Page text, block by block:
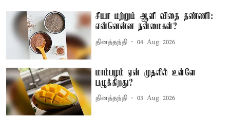
சியா மற்றும் ஆளி விதை தண்ணீர்:
என்னென்ன நன்மைகள்?
தினத்தந்தி 04 Aug 2026
மாம்பழம் ஏன் முதலில் உள்ளே
பழுக்கிறது?
தினத்தந்தி 03 Aug 2026